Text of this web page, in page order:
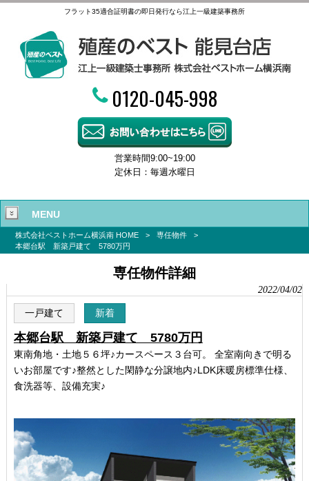
フラット35適合証明書の即日発行なら江上一級建築事務所
0120-045-998
営業時間9:00~19:00
定休日：毎週水曜日
MENU
株式会社ベストホーム横浜南 HOME > 専任物件
>
本郷台駅 新築戸建て 5780万円
専任物件詳細
2022/04/02
一戸建て 新着
本郷台駅 新築戸建て 5780万円
東南角地・土地５６坪♪カースペース３台可。 全室南向きで明る
いお部屋です♪整然とした閑静な分譲地内♪LDK床暖房標準仕様、
食洗器等、設備充実♪